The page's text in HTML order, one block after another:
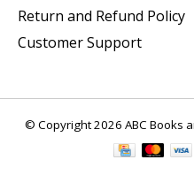
Return and Refund Policy
Customer Support
© Copyright 2026 ABC Books